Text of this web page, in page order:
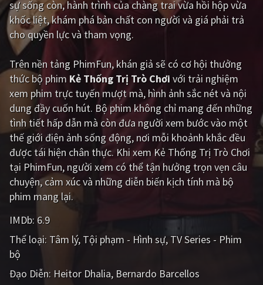
Giật gân Gia đình
Bí ẩn
Viễn Tây Tiểu sử
GameShow DramaTV
QUỐC GIA
Âu - Mỹ Trung Quốc - Hồng Kông
Hàn Quốc Nhật Bản
Ấn Độ
Tổng hợp
CẬP NHẬT
PHIM MỚI
sự sống còn, hành trình của chàng trai vừa hồi hộp vừa
khốc liệt, khám phá bản chất con người và giá phải trả
cho quyền lực và tham vọng.
Trên nền tảng PhimFun, khán giả sẽ có cơ hội thưởng
thức bộ phim Kẻ Thống Trị Trò Chơi với trải nghiệm
xem phim trực tuyến mượt mà, hình ảnh sắc nét và nội
dung đầy cuốn hút. Bộ phim không chỉ mang đến những
tình tiết hấp dẫn mà còn đưa người xem bước vào một
thế giới điện ảnh sống động, nơi mỗi khoảnh khắc đều
được tái hiện chân thực. Khi xem Kẻ Thống Trị Trò Chơi
tại PhimFun, người xem có thể tận hưởng trọn vẹn câu
chuyện, cảm xúc và những diễn biến kịch tính mà bộ
phim mang lại.
IMDb: 6.9
Thể loại: Tâm lý Tội phạm - Hình sự TV Series - Phim
bộ
Đạo Diễn: Heitor Dhalia Bernardo Barcellos